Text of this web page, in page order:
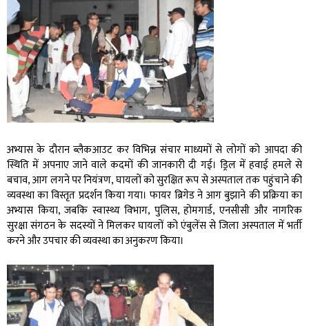
अभ्यास के दौरान ब्लैकआउट कर विभिन्न संचार माध्यमों से लोगों को आपदा की
स्थिति में अपनाए जाने वाले कदमों की जानकारी दी गई। ड्रिल में हवाई हमले से
बचाव, आग लगने पर नियंत्रण, घायलों को सुरक्षित रूप से अस्पताल तक पहुंचाने की
व्यवस्था का विस्तृत प्रदर्शन किया गया। फायर ब्रिगेड ने आग बुझाने की प्रक्रिया का
अभ्यास किया, जबकि स्वास्थ्य विभाग, पुलिस, होमगार्ड, एनसीसी और नागरिक
सुरक्षा संगठन के सदस्यों ने मिलकर घायलों को एंबुलेंस से जिला अस्पताल में भर्ती
करने और उपचार की व्यवस्था का अनुकरण किया।